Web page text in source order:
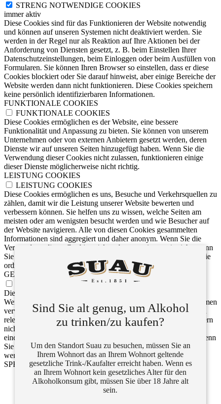
STRENG NOTWENDIGE COOKIES
immer aktiv
Diese Cookies sind für das Funktionieren der Website notwendig
und können auf unseren Systemen nicht deaktiviert werden. Sie
werden in der Regel nur als Reaktion auf Ihre Aktionen bei der
Anforderung von Diensten gesetzt, z. B. beim Einstellen Ihrer
Datenschutzeinstellungen, beim Einloggen oder beim Ausfüllen von
Formularen. Sie können Ihren Browser so einstellen, dass er diese
Cookies blockiert oder Sie darauf hinweist, aber einige Bereiche der
Website werden dann nicht funktionieren. Diese Cookies speichern
keine persönlich identifizierbaren Informationen.
FUNKTIONALE COOKIES
FUNKTIONALE COOKIES
Diese Cookies ermöglichen es der Website, eine bessere
Funktionalität und Anpassung zu bieten. Sie können von unserem
Unternehmen oder von externen Anbietern gesetzt werden, deren
Dienste wir auf unseren Seiten hinzugefügt haben. Wenn Sie die
Verwendung dieser Cookies nicht zulassen, funktionieren einige
dieser Dienste möglicherweise nicht richtig.
LEISTUNG COOKIES
LEISTUNG COOKIES
Diese Cookies ermöglichen es uns, Besuche und Verkehrsquellen zu
zählen, damit wir die Leistung unserer Website bewerten und
verbessern können. Sie helfen uns zu wissen, welche Seiten am
meisten oder am wenigsten besucht werden und wie Besucher auf
der Website navigieren. Alle von diesen Cookies gesammelten
Informationen sind aggregiert und daher anonym. Wenn Sie die
Verwendung dieser Cookies nicht zulassen, wissen wir nicht, wann
Sie unsere Seite besucht haben und können nicht beurteilen, ob sie
ordnungsgemäss funktioniert hat.
GEZIELTE COOKIES
GEZIELTE COOKIES
Diese Cookies können über unsere Website von unseren
Werbepartnern gesetzt werden. Sie können von diesen Unternehmen
verwendet werden, um ein Profil Ihrer Interessen zu erstellen und
relevante Werbung auf anderen Websites anzuzeigen. Sie speichern
nicht direkt persönliche Informationen, sondern basieren auf der
eindeutigen Identifizierung Ihres Browsers und Internetgeräts. Wenn
Sie die Verwendung dieser Cookies nicht zulassen, werden Sie
weniger gezielte Werbung sehen.
SPEICHERN & AKZEPTIEREN
Sind Sie alt genug, um Alkohol
zu trinken/zu kaufen?
Um den Standort Suau zu besuchen, müssen Sie an
Ihrem Wohnort das an Ihrem Wohnort geltende
gesetzliche Trink-/Kaufalter erreicht haben. Wenn es
an Ihrem Wohnort kein gesetzliches Alter für den
Alkoholkonsum gibt, müssen Sie über 18 Jahre alt
sein.